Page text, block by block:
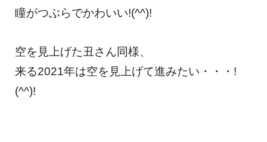
瞳がつぶらでかわいい!(^^)!
空を見上げた丑さん同様、
来る2021年は空を見上げて進みたい・・・!
(^^)!